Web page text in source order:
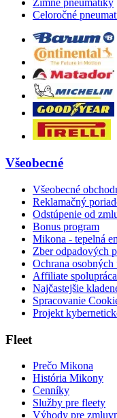
Zimné pneumatiky
Celoročné
Všeobecné
Všeobecné
Reklamačný
Odstúpenie od
Bonus program
Mikona - tepelná
Zber odpadových
Ochrana
Affiliate spolupráca
Najčastejšie
Spracovanie
Projekt
Fleet
Prečo Mikona
História Mikony
Cenníky
Služby pre fleety
Výhody pre